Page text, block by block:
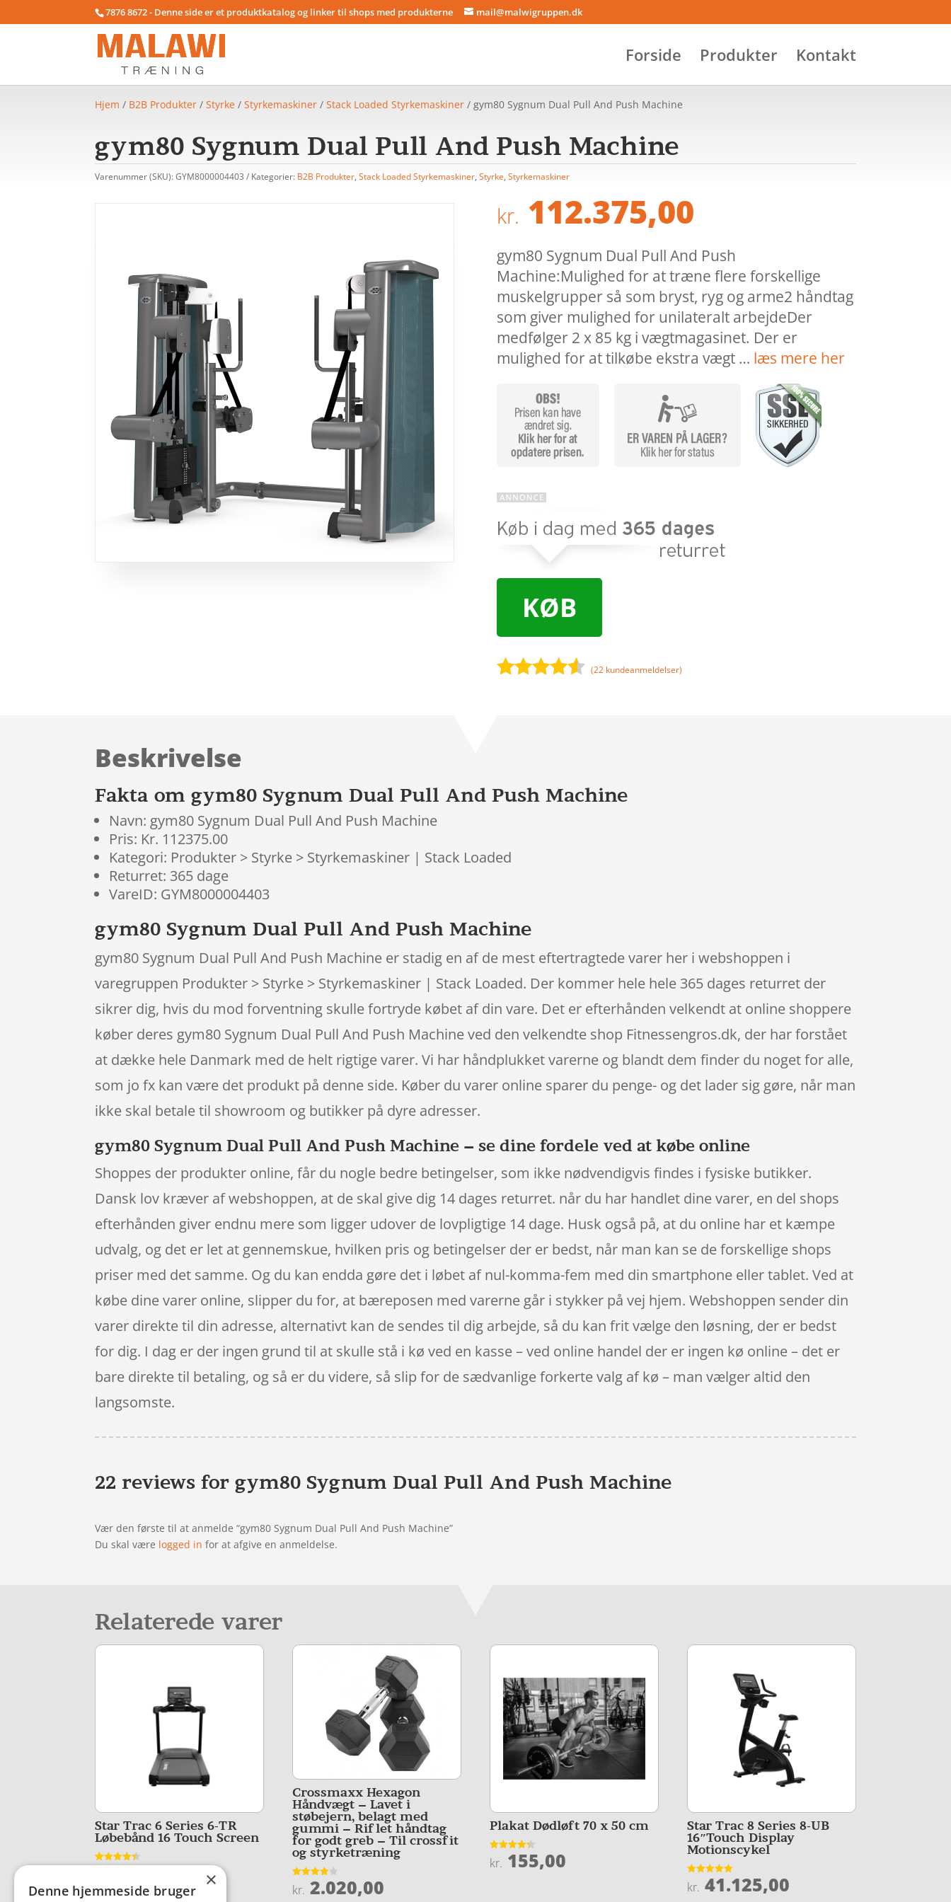
7876 8672 - Denne side er et produktkatalog og linker til shops med produkterne mail@malwigruppen.dk
Forside Produkter Kontakt
Hjem / B2B Produkter /Styrke /Styrkemaskiner /Stack Loaded Styrkemaskiner / gym80 Sygnum Dual Pull And Push Machine
gym80 Sygnum Dual Pull And Push Machine
Varenummer (SKU):GYM8000004403 Kategorier: B2B Produkter,Stack Loaded Styrkemaskiner,Styrke,Styrkemaskiner
kr. 112.375,00
gym80 Sygnum Dual Pull And Push
Machine:Mulighed for at træne flere forskellige
muskelgrupper så som bryst, ryg og arme2 håndtag
som giver mulighed for unilateralt arbejdeDer
medfølger 2 x 85 kg i vægtmagasinet. Der er
mulighed for at tilkøbe ekstra vægt … læs mere her
KØB
mmelser
(22 kundeanmeldelser)
Beskrivelse
Fakta om gym80 Sygnum Dual Pull And Push Machine
Navn: gym80 Sygnum Dual Pull And Push Machine
Pris: Kr. 112375.00
Kategori: Produkter > Styrke > Styrkemaskiner | Stack Loaded
Returret: 365 dage
VareID: GYM8000004403
gym80 Sygnum Dual Pull And Push Machine
gym80 Sygnum Dual Pull And Push Machine er stadig en af de mest eftertragtede varer her i webshoppen i
varegruppen Produkter > Styrke > Styrkemaskiner | Stack Loaded. Der kommer hele hele 365 dages returret der
sikrer dig, hvis du mod forventning skulle fortryde købet af din vare. Det er efterhånden velkendt at online shoppere
køber deres gym80 Sygnum Dual Pull And Push Machine ved den velkendte shop Fitnessengros.dk, der har forstået
at dække hele Danmark med de helt rigtige varer. Vi har håndplukket varerne og blandt dem finder du noget for alle,
som jo fx kan være det produkt på denne side. Køber du varer online sparer du penge- og det lader sig gøre, når man
ikke skal betale til showroom og butikker på dyre adresser.
gym80 Sygnum Dual Pull And Push Machine – se dine fordele ved at købe online
Shoppes der produkter online, får du nogle bedre betingelser, som ikke nødvendigvis findes i fysiske butikker.
Dansk lov kræver af webshoppen, at de skal give dig 14 dages returret. når du har handlet dine varer, en del shops
efterhånden giver endnu mere som ligger udover de lovpligtige 14 dage. Husk også på, at du online har et kæmpe
udvalg, og det er let at gennemskue, hvilken pris og betingelser der er bedst, når man kan se de forskellige shops
priser med det samme. Og du kan endda gøre det i løbet af nul-komma-fem med din smartphone eller tablet. Ved at
købe dine varer online, slipper du for, at bæreposen med varerne går i stykker på vej hjem. Webshoppen sender din
varer direkte til din adresse, alternativt kan de sendes til dig arbejde, så du kan frit vælge den løsning, der er bedst
for dig. I dag er der ingen grund til at skulle stå i kø ved en kasse – ved online handel der er ingen kø online – det er
bare direkte til betaling, og så er du videre, så slip for de sædvanlige forkerte valg af kø – man vælger altid den
langsomste.
22 reviews forgym80 Sygnum Dual Pull And Push Machine
Vær den første til at anmelde “gym80 Sygnum Dual Pull And Push Machine”
Du skal være logged in for at afgive en anmeldelse.
Relaterede varer
Star Trac 6 Series 6-TR
Løbebånd 16 Touch Screen
62.375,00
Crossmaxx Hexagon
Håndvægt – Lavet i
støbejern, belagt med
gummi – Riflet håndtag
for godt greb – Til crossfit
og styrketræning
Vurderet
4
kr. 2.020,00
Plakat Dødløft 70 x 50 cm
Vurderet
4.3
kr. 155,00
Star Trac 8 Series 8-UB
16″Touch Display
Motionscykel
Vurderet
4.9
kr. 41.125,00
×
Denne hjemmeside bruger